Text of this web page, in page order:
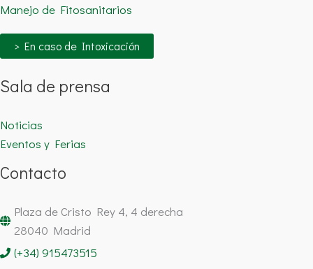
Manejo de Fitosanitarios
> En caso de Intoxicación
Sala de prensa
Noticias
Eventos y Ferias
Contacto
Plaza de Cristo Rey 4, 4 derecha
28040 Madrid
(+34) 915473515